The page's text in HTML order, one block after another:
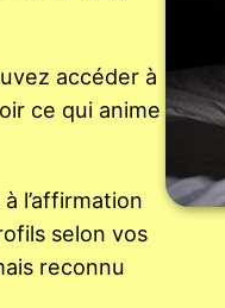
accéder à
ce qui anime
l’affirmation
selon vos
reconnu